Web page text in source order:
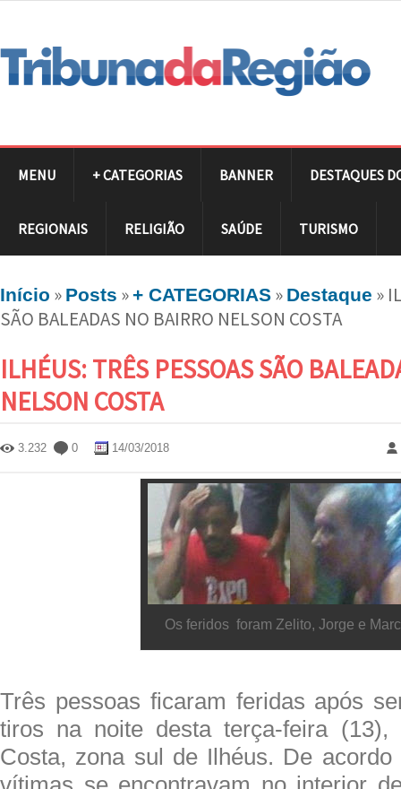
MENU + CATEGORIAS BANNER DESTAQUES
REGIONAIS RELIGIÃO SAÚDE TURISMO
Início » Posts »+ CATEGORIAS » Destaque »
SÃO BALEADAS NO BAIRRO NELSON COSTA
ILHÉUS: TRÊS PESSOAS SÃO
NELSON COSTA
3.232 0 14/03/2018
Os feridos foram Zelito, Jorge e
Três pessoas ficaram feridas após
tiros na noite desta terça-feira (13),
Costa, zona sul de Ilhéus. De